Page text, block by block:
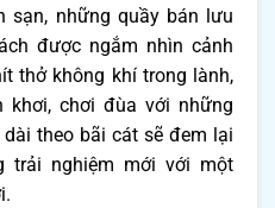
sạn, những quầy bán lưu
được ngắm nhìn cảnh
thở không khí trong lành,
khơi, chơi đùa với những
dài theo bãi cát sẽ đem lại
trải nghiệm mới với một